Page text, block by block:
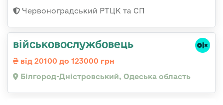
Червоноградський РТЦК та СП
військовослужбовець
від 20100 до 123000 грн
Білгород-Дністровський, Одеська область